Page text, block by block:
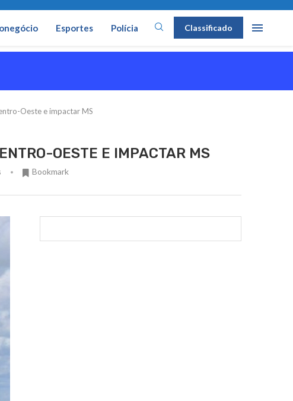
Esportes Polícia Classificado
Oeste e impactar MS
OESTE E IMPACTAR MS
Bookmark